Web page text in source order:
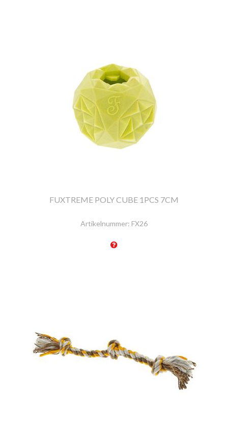
FUXTREME POLY CUBE 1PCS 7CM
Artikelnummer: FX26